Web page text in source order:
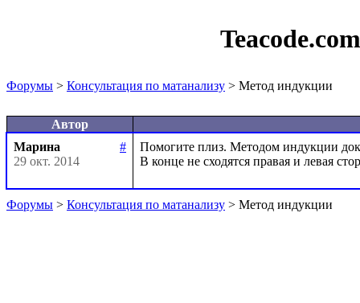
Форумы > Консультация по матанализу > Метод индукции
Автор
Марина
#
29 окт. 2014
Помогите плиз. Методом индукции
Форумы > Консультация по матанализу > Метод индукции